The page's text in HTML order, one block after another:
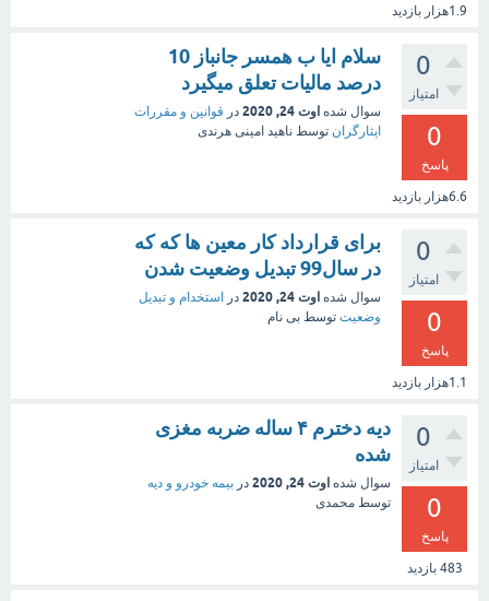
1.9هزار بازدید
0
امتیاز
0
پاسخ
6.6هزار بازدید
سلام ایا ب همسر جانباز 10
درصد مالیات تعلق میگیرد
سوال شده اوت 24, 2020 در قوانین و مقررات
ایثارگران توسط ناهید امینی هرندی
0
امتیاز
0
پاسخ
1.1هزار بازدید
برای قرارداد کار معین ها که که
در سال99 تبدیل وضعیت شدن
سوال شده اوت 24, 2020 در
استخدام و تبدیل
وضعیت توسط بی نام
0
امتیاز
0
پاسخ
483 بازدید
دیه دخترم ۴ ساله ضربه مغزی
شده
سوال شده اوت 24, 2020 در بیمه خودرو و دیه
توسط محمدی